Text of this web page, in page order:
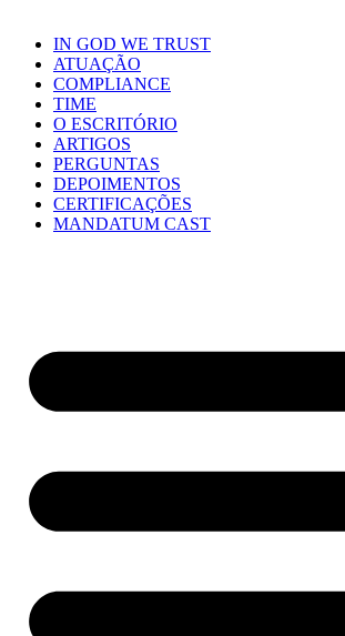
IN GOD WE TRUST
ATUAÇÃO
COMPLIANCE
TIME
O ESCRITÓRIO
ARTIGOS
PERGUNTAS
DEPOIMENTOS
CERTIFICAÇÕES
MANDATUM CAST